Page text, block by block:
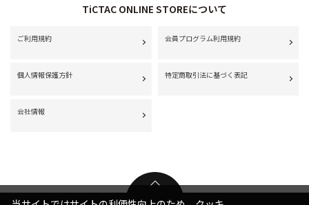
TiCTAC ONLINE STOREについて
ご利用規約 会員プログラム利用規約
個人情報保護方針 特定商取引法に基づく表記
会社情報